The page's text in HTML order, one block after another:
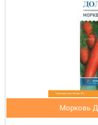
Морковь